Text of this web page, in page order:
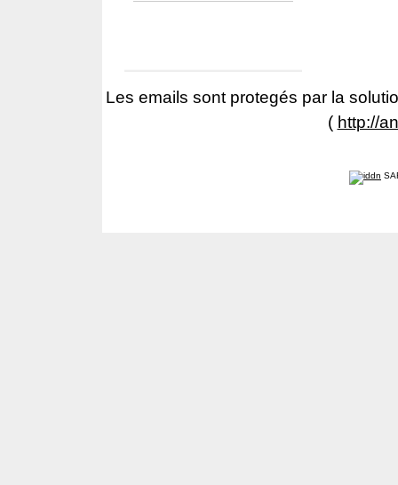
Les emails sont protegés par la
( http://